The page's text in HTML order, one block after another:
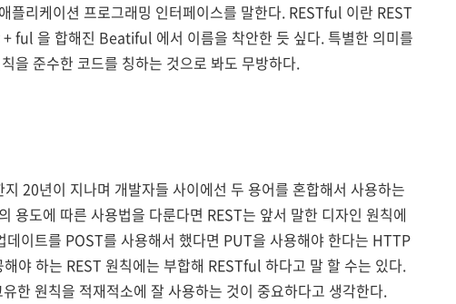
플리케이션 프로그래밍 인터페이스를 말한다. RESTful 이란 REST
ful 을 합해진 Beatiful 에서 이름을 착안한 듯 싶다. 특별한 의미를
을 준수한 코드를 칭하는 것으로 봐도 무방하다.
20년이 지나며 개발자들 사이에선 두 용어를 혼합해서 사용하는
용도에 따른 사용법을 다룬다면 REST는 앞서 말한 디자인 원칙에
이트를 POST를 사용해서 했다면 PUT을 사용해야 한다는 HTTP
하는 REST 원칙에는 부합해 RESTful 하다고 말 할 수는 있다.
한 원칙을 적재적소에 잘 사용하는 것이 중요하다고 생각한다.